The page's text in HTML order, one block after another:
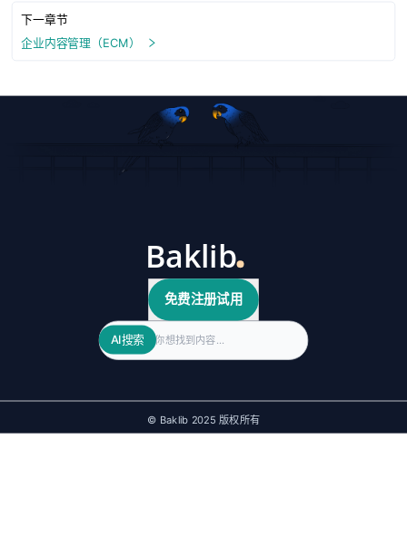
下一章节
企业内容管理（ECM）
免费注册试用
Search
AI搜索
© Baklib 2025 版权所有